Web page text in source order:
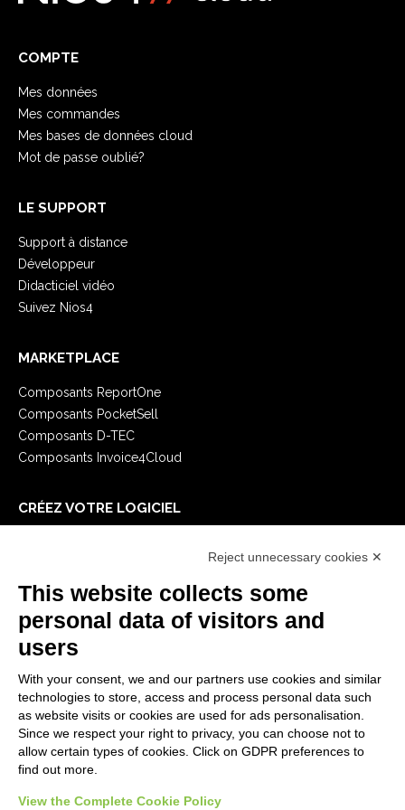
COMPTE
Mes données
Mes commandes
Mes bases de données cloud
Mot de passe oublié?
LE SUPPORT
Support à distance
Développeur
Didacticiel vidéo
Suivez Nios4
MARKETPLACE
Composants ReportOne
Composants PocketSell
Composants D-TEC
Composants Invoice4Cloud
CRÉEZ VOTRE LOGICIEL
E-Book
MENTIONS LÉGALES
Politiques de confidentialité
Security Policy
Documentation contractuelle et RGPD
Conditions générales de livraison
Conditions du service d'assistance
Reject unnecessary cookies ✕
This website collects some
personal data of visitors and
users
With your consent, we and our partners use cookies and similar
technologies to store, access and process personal data such
as website visits or cookies are used for ads personalisation.
Since we respect your right to privacy, you can choose not to
allow certain types of cookies. Click on GDPR preferences to
find out more.
View the Complete Cookie Policy